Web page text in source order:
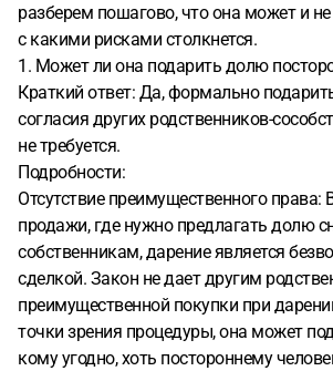
разберем пошагово, что она может и
с какими рисками столкнется.
1. Может ли она подарить долю
Краткий ответ: Да, формально
согласия других родственников-
не требуется.
Подробности:
Отсутствие преимущественного права:
продажи, где нужно предлагать долю
собственникам, дарение является
сделкой. Закон не дает другим
преимущественной покупки при
точки зрения процедуры, она может
кому угодно, хоть постороннему